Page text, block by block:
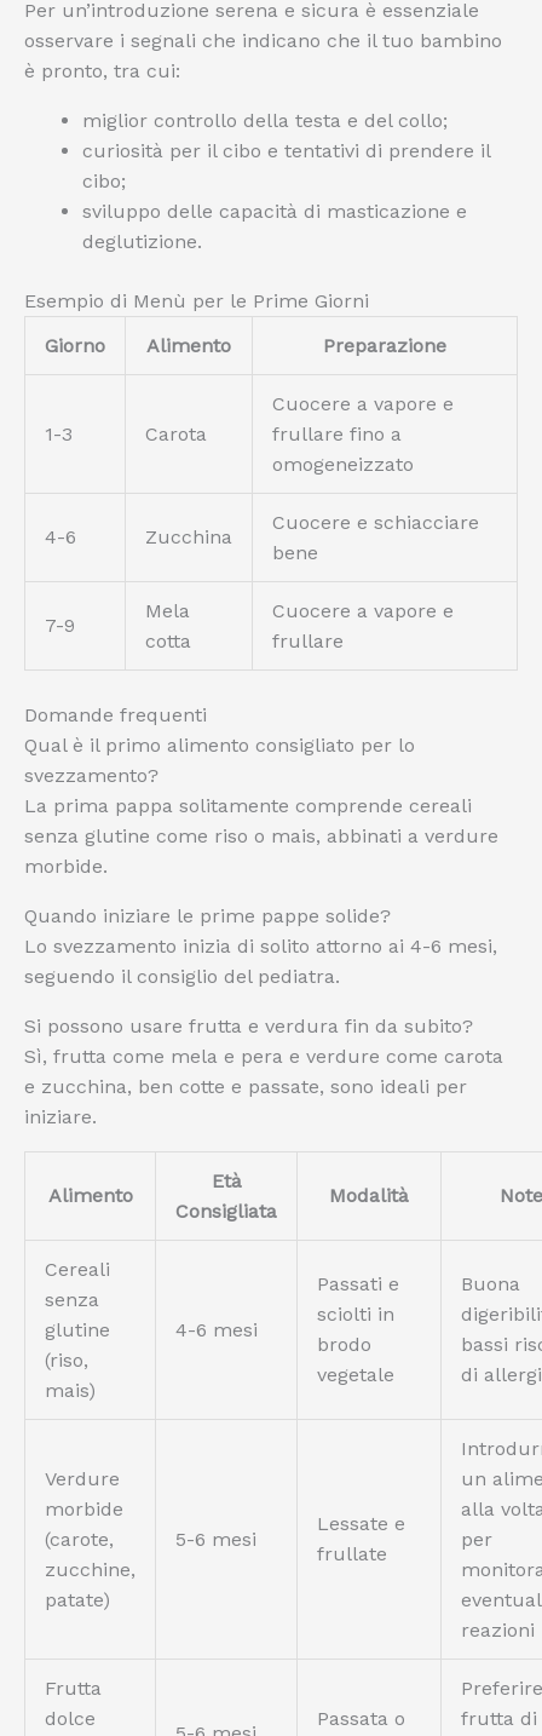
Per un’introduzione serena e sicura è essenziale
osservare i segnali che indicano che il tuo bambino
è pronto, tra cui:
miglior controllo della testa e del collo;
curiosità per il cibo e tentativi di prendere il
cibo;
sviluppo delle capacità di masticazione e
deglutizione.
Esempio di Menù per le Prime Giorni
Giorno
Alimento Preparazione
1-3 Carota
Cuocere a vapore e
frullare fino a
omogeneizzato
4-6 Zucchina
Cuocere e schiacciare
bene
7-9
Mela
cotta
Cuocere a vapore e
frullare
Domande frequenti
Qual è il primo alimento consigliato per lo
svezzamento?
La prima pappa solitamente comprende cereali
senza glutine come riso o mais, abbinati a verdure
morbide.
Quando iniziare le prime pappe solide?
Lo svezzamento inizia di solito attorno ai 4-6 mesi,
seguendo il consiglio del pediatra.
Si possono usare frutta e verdura fin da subito?
Sì, frutta come mela e pera e verdure come carota
e zucchina, ben cotte e passate, sono ideali per
iniziare.
Alimento
Età
Consigliata
Modalità Note
Cereali
senza
glutine
(riso,
mais)
4-6 mesi
Passati e
sciolti in
brodo
vegetale
Buona
bassi
di
Verdure
morbide
(carote,
zucchine,
patate)
5-6 mesi
Lessate e
frullate
un
alla
per
reazioni
Frutta
dolce
Passata o
Preferire
frutta di